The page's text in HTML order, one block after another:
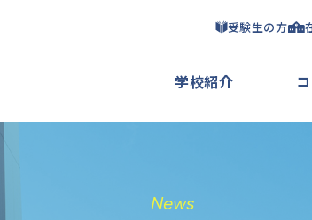
受験生の方
学校紹介
News